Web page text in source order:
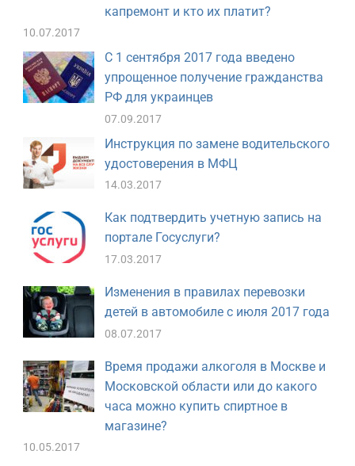
капремонт и кто их платит?
10.07.2017
С 1 сентября 2017 года введено
упрощенное получение гражданства
РФ для украинцев
07.09.2017
Инструкция по замене водительского
удостоверения в МФЦ
14.03.2017
Как подтвердить учетную запись на
портале Госуслуги?
17.03.2017
Изменения в правилах перевозки
детей в автомобиле с июля 2017 года
08.07.2017
Время продажи алкоголя в Москве и
Московской области или до какого
часа можно купить спиртное в
магазине?
10.05.2017